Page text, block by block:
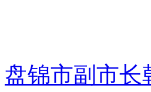
盘锦市副市